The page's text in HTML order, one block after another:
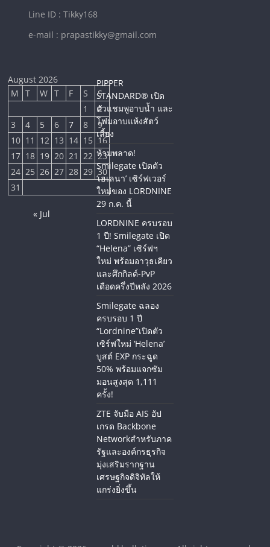
Line ID : Tikky168
e-mail : prapastikky@gmail.com
August 2026
M
T W T F S
S
1
2
3
4 5 6 7 8
9
10 11 12 13 14 15 16
17 18 19 20 21 22 23
24 25 26 27 28 29 30
31
« Jul
PIPPER
STANDARD® เปิด
ตัวแชมพูอาบน้ำ และ
โฟมอาบแห้งสัตว์
เลี้ยง
ห้ามพลาด!
Smilegate เปิดตัว
‘เฮเลนา’ เซิร์ฟเวอร์
ใหม่ของ LORDNINE
29 ก.ค. นี้
LORDNINE ครบรอบ
1 ปี! Smilegate เปิด
“Helena” เซิร์ฟฯ
ใหม่ พร้อมอาวุธเคียว
และศึกกิลด์-PvP
เดือดครึ่งปีหลัง 2026
Smilegate ฉลอง
ครบรอบ 1 ปี
“Lordnine”เปิดตัว
เซิร์ฟใหม่ ‘Helena’
บูสต์ EXP กระฉูด
50% พร้อมแจกซัม
มอนสูงสุด 1,111
ครั้ง!
ZTE จับมือ AIS อัป
เกรด Backbone
Networkสำหรับภาค
รัฐและองค์กรธุรกิจ
มุ่งเสริมรากฐาน
เศรษฐกิจดิจิทัลให้
แกร่งยิ่งขึ้น